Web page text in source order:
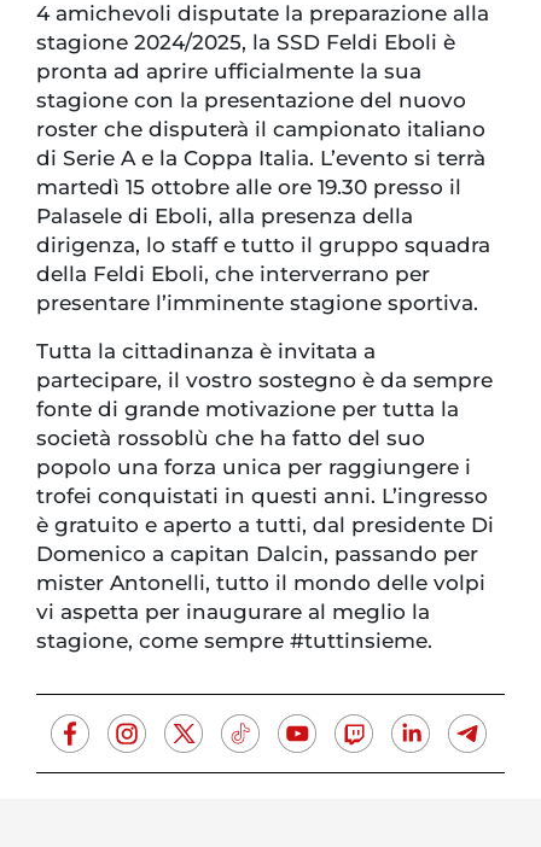
4 amichevoli disputate la preparazione alla
stagione 2024/2025, la SSD Feldi Eboli è
pronta ad aprire ufficialmente la sua
stagione con la presentazione del nuovo
roster che disputerà il campionato italiano
di Serie A e la Coppa Italia. L’evento si terrà
martedì 15 ottobre alle ore 19.30 presso il
Palasele di Eboli, alla presenza della
dirigenza, lo staff e tutto il gruppo squadra
della Feldi Eboli, che interverrano per
presentare l’imminente stagione sportiva.
Tutta la cittadinanza è invitata a
partecipare, il vostro sostegno è da sempre
fonte di grande motivazione per tutta la
società rossoblù che ha fatto del suo
popolo una forza unica per raggiungere i
trofei conquistati in questi anni. L’ingresso
è gratuito e aperto a tutti, dal presidente Di
Domenico a capitan Dalcin, passando per
mister Antonelli, tutto il mondo delle volpi
vi aspetta per inaugurare al meglio la
stagione, come sempre #tuttinsieme.